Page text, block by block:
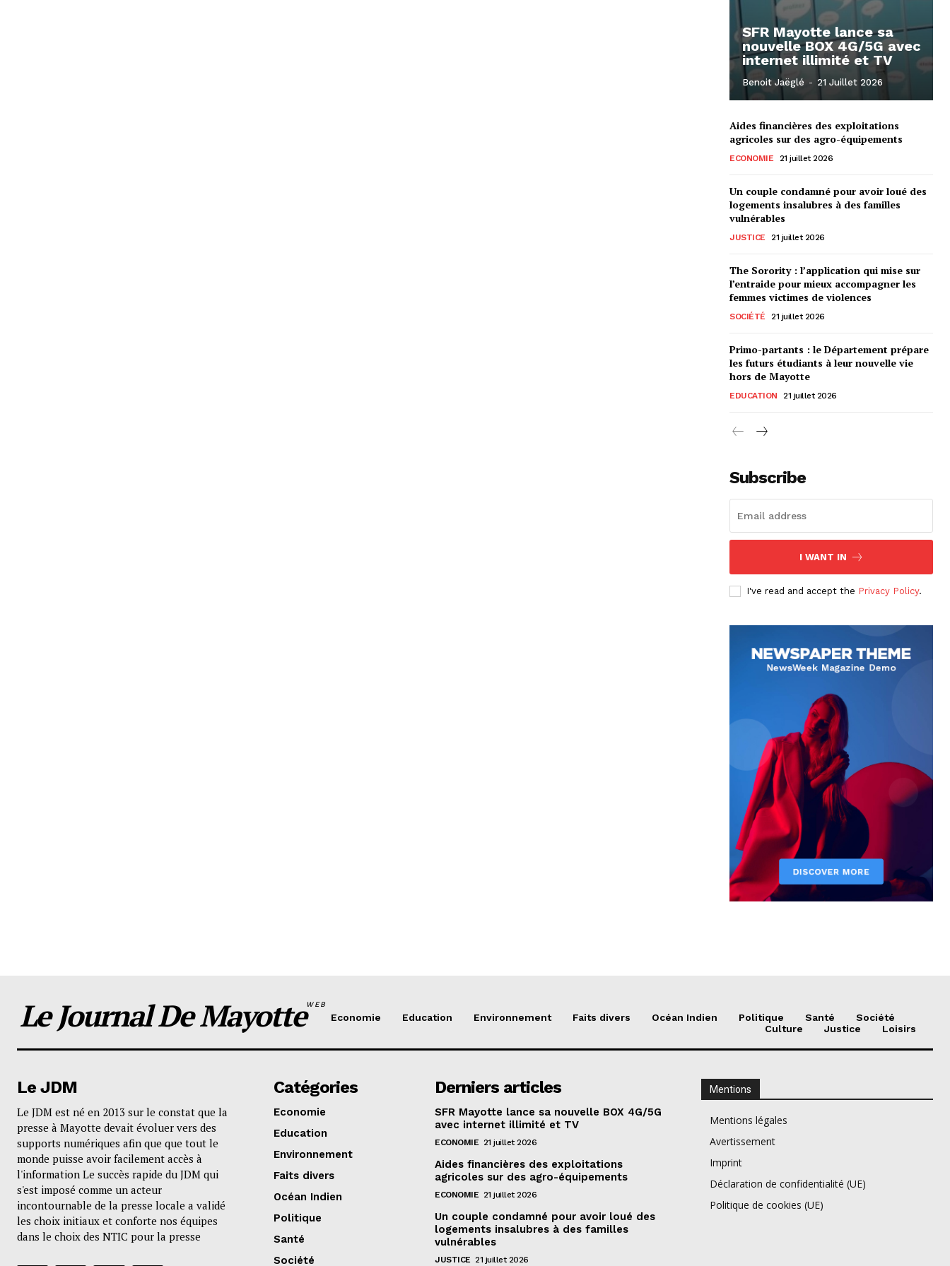
SFR Mayotte lance sa
nouvelle BOX 4G/5G avec
internet illimité et TV
Benoit Jaëglé - 21 Juillet 2026
Aides financières des exploitations
agricoles sur des agro-équipements
ECONOMIE 21 juillet 2026
Un couple condamné pour avoir loué des
logements insalubres à des familles
vulnérables
JUSTICE 21 juillet 2026
The Sorority : l’application qui mise sur
l’entraide pour mieux accompagner les
femmes victimes de violences
SOCIÉTÉ 21 juillet 2026
Primo-partants : le Département prépare
les futurs étudiants à leur nouvelle vie
hors de Mayotte
EDUCATION 21 juillet 2026
Subscribe
I WANT IN
I've read and accept the Privacy Policy.
Le Journal De MayotteWEB
Economie Education Environnement Faits divers Océan Indien Politique Santé
Société
Culture
Justice Loisirs
Le JDM
Le JDM est né en 2013 sur le constat que la
presse à Mayotte devait évoluer vers des
supports numériques afin que que tout le
monde puisse avoir facilement accès à
l'information Le succès rapide du JDM qui
s'est imposé comme un acteur
incontournable de la presse locale a validé
les choix initiaux et conforte nos équipes
dans le choix des NTIC pour la presse
Catégories
Economie
Education
Environnement
Faits divers
Océan Indien
Politique
Santé
Société
Derniers articles
SFR Mayotte lance sa nouvelle BOX 4G/5G
avec internet illimité et TV
ECONOMIE 21 juillet 2026
Aides financières des exploitations
agricoles sur des agro-équipements
ECONOMIE 21 juillet 2026
Un couple condamné pour avoir loué des
logements insalubres à des familles
vulnérables
JUSTICE 21 juillet 2026
Mentions
Mentions légales
Avertissement
Imprint
Déclaration de confidentialité (UE)
Politique de cookies (UE)